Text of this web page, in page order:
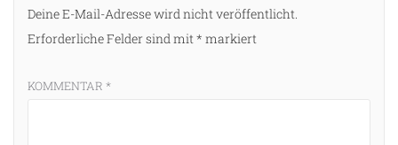
Deine E-Mail-Adresse wird nicht veröffentlicht.
Erforderliche Felder sind mit* markiert
KOMMENTAR *